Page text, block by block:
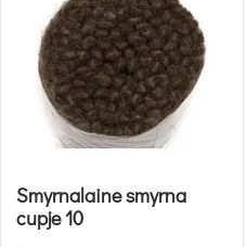
Smyrnalaine smyrna
cupje 10